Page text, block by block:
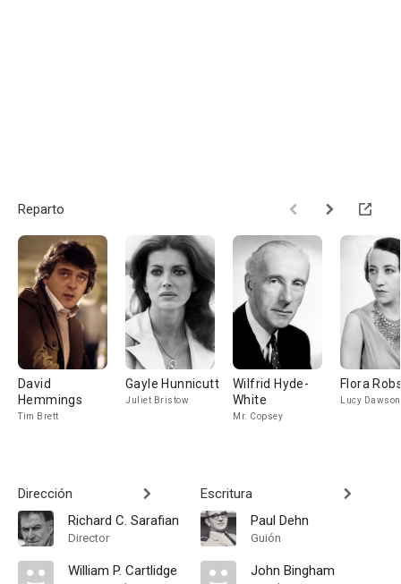
Reparto
David
Hemmings
Tim Brett
Gayle Hunnicutt
Juliet Bristow
Wilfrid Hyde-
White
Mr. Copsey
Flora
Lucy Dawson
Dirección
Richard C. Sarafian
Director
William P. Cartlidge
Escritura
Paul Dehn
Guión
John Bingham